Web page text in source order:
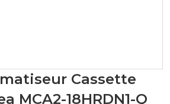
Cassette
MCA2-18HRDN1-Q